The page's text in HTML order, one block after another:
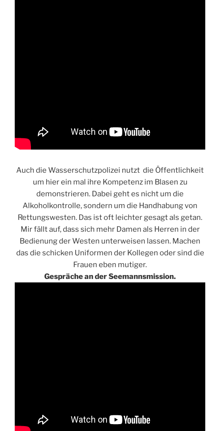
Auch die Wasserschutzpolizei nutzt die Öffentlichkeit
um hier ein mal ihre Kompetenz im Blasen zu
demonstrieren. Dabei geht es nicht um die
Alkoholkontrolle, sondern um die Handhabung von
Rettungswesten. Das ist oft leichter gesagt als getan.
Mir fällt auf, dass sich mehr Damen als Herren in der
Bedienung der Westen unterweisen lassen. Machen
das die schicken Uniformen der Kollegen oder sind die
Frauen eben mutiger.
Gespräche an der Seemannsmission.